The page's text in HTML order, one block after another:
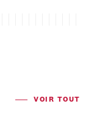
VOIR TOUT